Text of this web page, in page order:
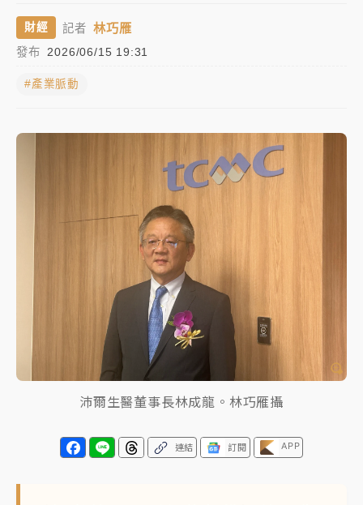
周末精選｜
任 預算難關如何解？
父親節玩樂園！六福村今明2天「爸爸免費」 遠雄海洋
開放水門周邊紅黃線停車
中颱白海豚環流掠北海！今明防劇烈降雨 東部高溫飆
慈濟遭詐10億完整始末曝！律師掮客大玩兩
面手法 郭台銘、蔡英文成關鍵
本周爆款短影音｜
柯文哲帶電子手鐶拄拐杖現身／周玉
蔻蔡玉真開撕爆料
周末精選｜ 跨境網購族注意！EZ Way若改由政府委
蔣萬安的建中同學！47歲法律學霸戰桃園 公開上任首
財經 記者 林巧雁
發布 2026/06/15 19:31
#產業脈動
沛爾生醫董事長林成龍。林巧雁攝
連結 訂閱 APP